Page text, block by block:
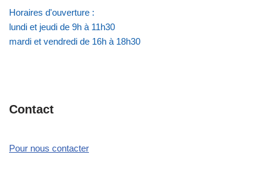
Horaires d'ouverture :
lundi et jeudi de 9h à 11h30
mardi et vendredi de 16h à 18h30
Contact
Pour nous contacter